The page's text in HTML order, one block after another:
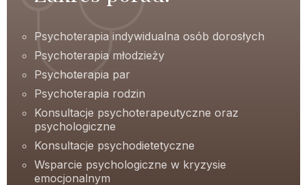
Psychoterapia indywidualna osób dorosłych
Psychoterapia młodzieży
Psychoterapia par
Psychoterapia rodzin
Konsultacje psychoterapeutyczne oraz
psychologiczne
Konsultacje psychodietetyczne
Wsparcie psychologiczne w kryzysie
emocjonalnym